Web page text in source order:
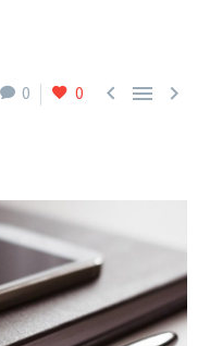
0 0   